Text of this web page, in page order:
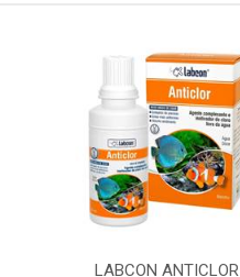
LABCON ANTICLOR